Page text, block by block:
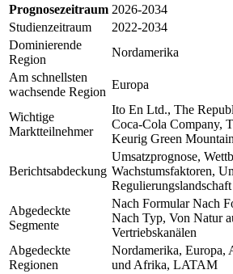
Prognosezeitraum 2026-2034
Studienzeitraum
2022-2034
Dominierende
Region
Nordamerika
Am schnellsten
wachsende Region
Europa
Wichtige
Marktteilnehmer
Ito En Ltd., The
Coca-Cola Company,
Keurig Green
Berichtsabdeckung
Umsatzprognose,
Wachstumsfaktoren,
Abgedeckte
Segmente
Nach Formular Nach
Nach Typ, Von Natur
Vertriebskanälen
Abgedeckte
Regionen
Nordamerika, Europa,
und Afrika, LATAM